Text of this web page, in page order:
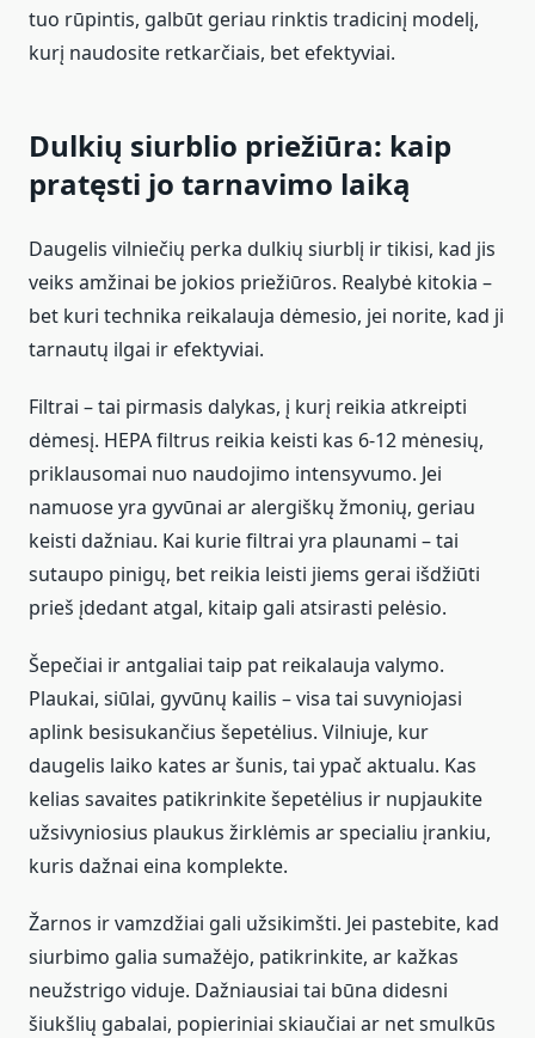
tuo rūpintis, galbūt geriau rinktis tradicinį modelį,
kurį naudosite retkarčiais, bet efektyviai.
Dulkių siurblio priežiūra: kaip
pratęsti jo tarnavimo laiką
Daugelis vilniečių perka dulkių siurblį ir tikisi, kad jis
veiks amžinai be jokios priežiūros. Realybė kitokia –
bet kuri technika reikalauja dėmesio, jei norite, kad ji
tarnautų ilgai ir efektyviai.
Filtrai – tai pirmasis dalykas, į kurį reikia atkreipti
dėmesį. HEPA filtrus reikia keisti kas 6-12 mėnesių,
priklausomai nuo naudojimo intensyvumo. Jei
namuose yra gyvūnai ar alergiškų žmonių, geriau
keisti dažniau. Kai kurie filtrai yra plaunami – tai
sutaupo pinigų, bet reikia leisti jiems gerai išdžiūti
prieš įdedant atgal, kitaip gali atsirasti pelėsio.
Šepečiai ir antgaliai taip pat reikalauja valymo.
Plaukai, siūlai, gyvūnų kailis – visa tai suvyniojasi
aplink besisukančius šepetėlius. Vilniuje, kur
daugelis laiko kates ar šunis, tai ypač aktualu. Kas
kelias savaites patikrinkite šepetėlius ir nupjaukite
užsivyniosius plaukus žirklėmis ar specialiu įrankiu,
kuris dažnai eina komplekte.
Žarnos ir vamzdžiai gali užsikimšti. Jei pastebite, kad
siurbimo galia sumažėjo, patikrinkite, ar kažkas
neužstrigo viduje. Dažniausiai tai būna didesni
šiukšlių gabalai, popieriniai skiaučiai ar net smulkūs